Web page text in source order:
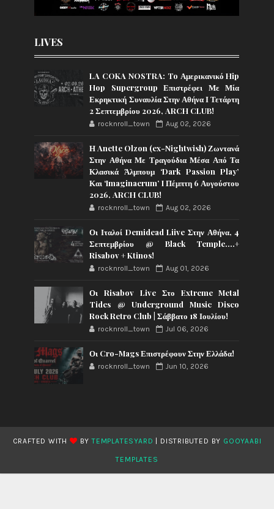
LIVES
LA COKA NOSTRA: To Αμερικανικό Hip
Hop Supergroup Επιστρέφει Με Μία
Εκρηκτική Συναυλία Στην Αθήνα Ι Τετάρτη
2 Σεπτεμβρίου 2026, ARCH CLUB!
rocknroll_town Aug 02, 2026
Η Anette Olzon (ex-Nightwish) Ζωντανά
Στην Αθήνα Με Τραγούδια Μέσα Από Τα
Κλασικά Άλμπουμ ‘Dark Passion Play’
Και ‘Imaginaerum’ I Πέμπτη 6 Αυγούστου
2026, ARCH CLUB!
rocknroll_town Aug 02, 2026
Οι Ιταλοί Demidead Liive Στην Αθήνα, 4
Σεπτεμβρίου @ Black Temple….+
Risabov + Ktinos!
rocknroll_town Aug 01, 2026
Οι Risabov Live Στο Extreme Metal
Tides @ Underground Music Disco
Rock Retro Club | Σάββατο 18 Ιουλίου!
rocknroll_town Jul 06, 2026
Οι Cro-Mags Επιστρέφουν Στην Ελλάδα!
rocknroll_town Jun 10, 2026
CRAFTED WITH BYTEMPLATESYARD | DISTRIBUTED BY GOOYAABI
TEMPLATES